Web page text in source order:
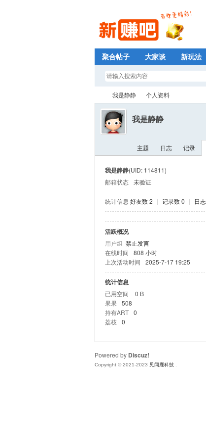
聚合帖子 大家谈 新玩法
›
我是静静 个人资料
我是静静
主题 日志 记录
我是静静(UID: 114811)
邮箱状态 未验证
统计信息 好友数 2 | 记录数 0 | 日
活跃概况
用户组 禁止发言
在线时间
808 小时
上次活动时间
2025-7-17 19:25
统计信息
已用空间 0 B
果果 508
持有ART 0
荔枝
0
Powered by Discuz!
Copyright © 2021-2023 见闻鹿科技